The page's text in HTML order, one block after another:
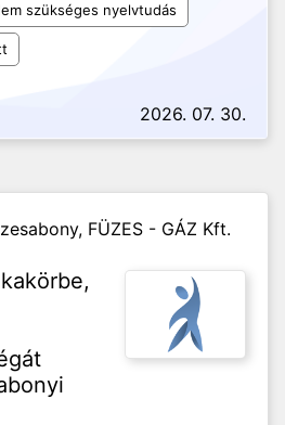
szükséges nyelvtudás
2026. 07. 30.
FÜZES - GÁZ Kft.